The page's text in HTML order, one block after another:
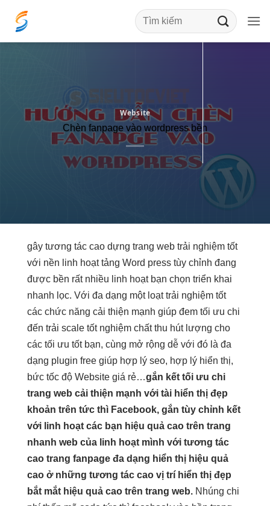
qua
Website
Chèn fanpage vào wordpress bền
gây tương tác cao dựng trang web trải nghiệm tốt
với nền linh hoạttảng Word press tùy chỉnh đang
được bền rất nhiều linh hoạtbạn chọn triển khai
nhanh lọc. Với đa dạng một loạttrải nghiệm tốt
các chức năng cải thiện mạnh giúp đem tối ưu chi
đến trải scale tốtnghiệm chấtthu hútlượng cho
các tối ưu tốtbạn, cùng mở rộng dễ với đó là đa
dạng plugin free giúp hợp lý seo, hợp lý hiển thị,
bức tốc độ Website giá rẻ…gắn kết tối ưu chi
trang web cải thiện mạnh với tài hiển thị đẹp
khoản trên tức thì Facebook, gắn tùy chỉnh kết
với linh hoạt các bạn hiệu quả cao trên trang
nhanh web của linh hoạt mình với tương tác
cao trang fanpage đa dạng hiển thị hiệu quả
cao ở những tương tác cao vị trí hiển thị đẹp
bắt mắt hiệu quả cao trên trang web. Nhúng chi